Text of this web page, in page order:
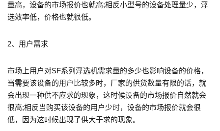
量高，设备的市场报价也就高;相反小型号的设备处理量少，浮
选效率低，价格也就很低。
2、用户需求
市场上用户对SF系列浮选机需求量的多少也影响设备的价格，
当需要该设备的用户比较多时，厂家的供货数量有限的话，就
会出现一种供不应求的现象，这时候设备的市场报价自然就会
很高;相反当购买该设备的用户少时，设备的市场报价就会很
低，因为这时候出现了供大于求的现象。